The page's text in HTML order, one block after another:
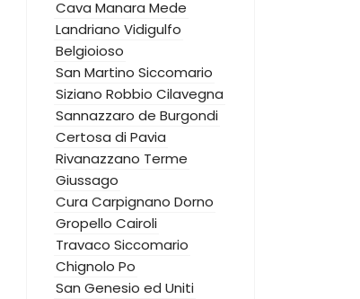
Cava Manara Mede
Landriano Vidigulfo
Belgioioso
San Martino Siccomario
Siziano Robbio Cilavegna
Sannazzaro de Burgondi
Certosa di Pavia
Rivanazzano Terme
Giussago
Cura Carpignano Dorno
Gropello Cairoli
Travaco Siccomario
Chignolo Po
San Genesio ed Uniti